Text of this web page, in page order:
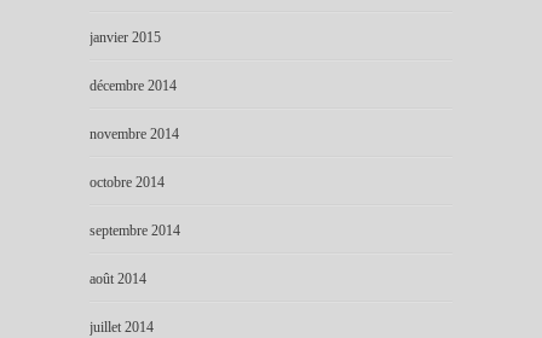
janvier 2015
décembre 2014
novembre 2014
octobre 2014
septembre 2014
août 2014
juillet 2014